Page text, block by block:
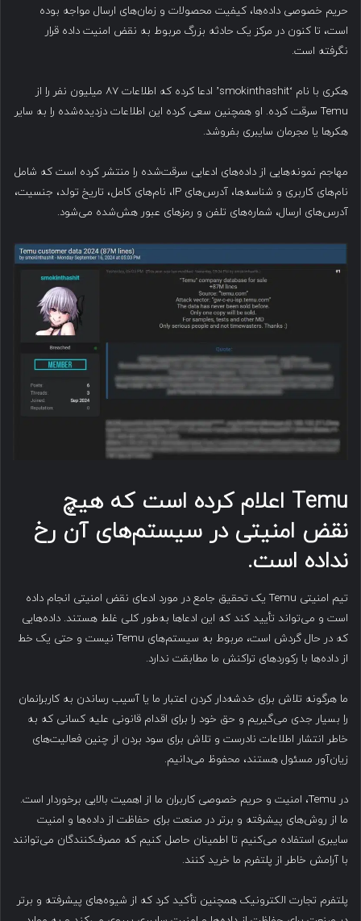
حریم خصوصی داده‌ها، کیفیت محصولات و زمان‌های ارسال مواجه بوده
است، تا کنون در مرکز یک حادثه بزرگ مربوط به نقض امنیت داده قرار
نگرفته است.
هکری با نام ‘smokinthashit’ ادعا کرده که اطلاعات ۸۷ میلیون نفر را از
Temu سرقت کرده. او همچنین سعی کرده این اطلاعات دزدیده‌شده را به سایر
هکرها یا مجرمان سایبری بفروشد.
مهاجم نمونه‌هایی از داده‌های ادعایی سرقت‌شده را منتشر کرده است که شامل
نام‌های کاربری و شناسه‌ها، آدرس‌های IP، نام‌های کامل، تاریخ تولد، جنسیت،
آدرس‌های ارسال، شماره‌های تلفن و رمزهای عبور هش‌شده می‌شود.
Temu اعلام کرده است که هیچ
نقض امنیتی در سیستم‌های آن رخ
نداده است.
تیم امنیتی Temu یک تحقیق جامع در مورد ادعای نقض امنیتی انجام داده
است و می‌تواند تأیید کند که این ادعاها به‌طور کلی غلط هستند. داده‌هایی
که در حال گردش است، مربوط به سیستم‌های Temu نیست و حتی یک خط
از داده‌ها با رکوردهای تراکنش ما مطابقت ندارد.
ما هرگونه تلاش برای خدشه‌دار کردن اعتبار ما یا آسیب رساندن به کاربرانمان
را بسیار جدی می‌گیریم و حق خود را برای اقدام قانونی علیه کسانی که به
خاطر انتشار اطلاعات نادرست و تلاش برای سود بردن از چنین فعالیت‌های
زیان‌آور مسئول هستند، محفوظ می‌دانیم.
در Temu، امنیت و حریم خصوصی کاربران ما از اهمیت بالایی برخوردار است.
ما از روش‌های پیشرفته و برتر در صنعت برای حفاظت از داده‌ها و امنیت
سایبری استفاده می‌کنیم تا اطمینان حاصل کنیم که مصرف‌کنندگان می‌توانند
با آرامش خاطر از پلتفرم ما خرید کنند.
پلتفرم تجارت الکترونیک همچنین تأکید کرد که از شیوه‌های پیشرفته و برتر